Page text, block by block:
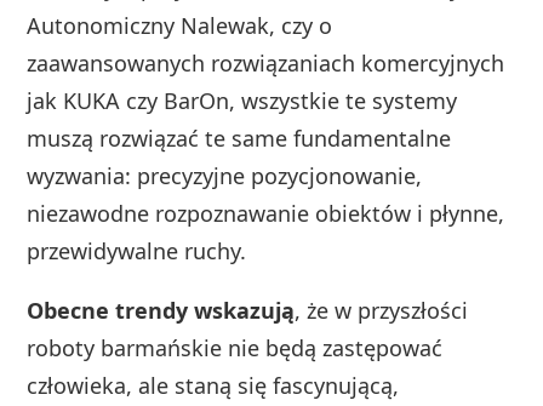
Autonomiczny Nalewak, czy o
zaawansowanych rozwiązaniach komercyjnych
jak KUKA czy BarOn, wszystkie te systemy
muszą rozwiązać te same fundamentalne
wyzwania: precyzyjne pozycjonowanie,
niezawodne rozpoznawanie obiektów i płynne,
przewidywalne ruchy.
Obecne trendy wskazują, że w przyszłości
roboty barmańskie nie będą zastępować
człowieka, ale staną się fascynującą,